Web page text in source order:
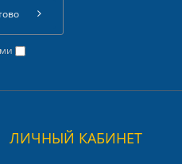
ЛИЧНЫЙ КАБИНЕТ